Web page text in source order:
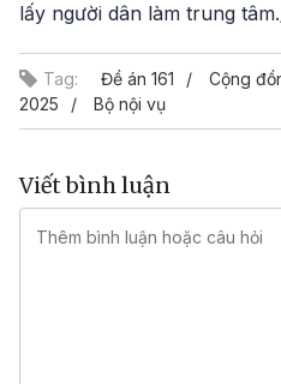
lấy người dân làm trung
Tag: Đề án 161
Cộng
2025
Bộ nội vụ
Viết bình luận